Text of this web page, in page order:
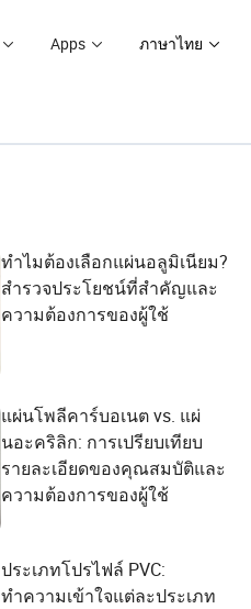
Apps ภาษาไทย
ทำไมต้องเลือกแผ่นอลูมิเนียม?
สำรวจประโยชน์ที่สำคัญและ
ความต้องการของผู้ใช้
แผ่นโพลีคาร์บอเนต vs. แผ่
นอะคริลิก: การเปรียบเทียบ
รายละเอียดของคุณสมบัติและ
ความต้องการของผู้ใช้
ประเภทโปรไฟล์ PVC:
ทำความเข้าใจแต่ละประเภท